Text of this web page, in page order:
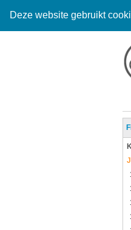
Deze website gebruikt